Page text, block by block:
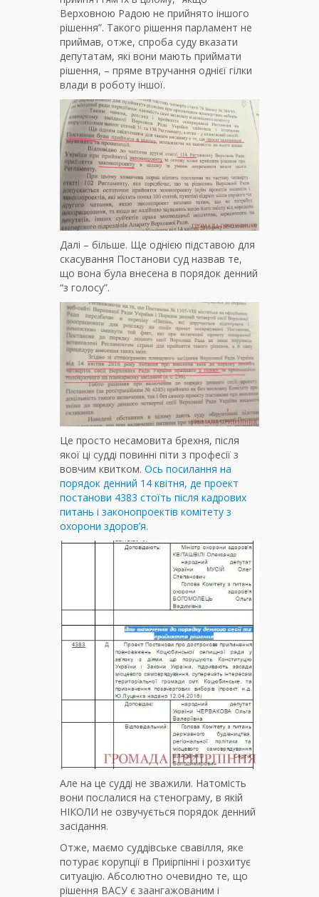
Верховною Радою не прийнято іншого
рішення”. Такого рішення парламент не
приймав, отже, спроба суду вказати
депутатам, які вони мають приймати
рішення, – пряме втручання однієї гілки
влади в роботу іншої.
Далі – більше. Ще однією підставою для
скасування Постанови суд назвав те,
що вона була внесена в порядок денний
“з голосу”.
Це просто несамовита брехня, після
якої ці судді повинні піти з професії з
вовчим квитком. Ось посилання на
порядок денний 14 квітня, де проект
постанови 4383 стоїть після кадрових
питань і законопроектів комітету з
охорони здоров’я.
Але на це судді не зважили. Натомість
вони послалися на стенограму, в якій
НІКОЛИ не озвучується порядок денний
засідання.
Отже, маємо суддівське свавілля, яке
потурає корупції в Приірпінні і розхитує
ситуацію. Абсолютно очевидно те, що
рішення ВАСУ є заангажованим і